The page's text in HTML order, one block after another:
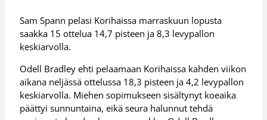
Sam Spann pelasi Korihaissa marraskuun lopusta
saakka 15 ottelua 14,7 pisteen ja 8,3 levypallon
keskiarvolla.
Odell Bradley ehti pelaamaan Korihaissa kahden viikon
aikana neljässä ottelussa 18,3 pisteen ja 4,2 levypallon
keskiarvolla. Miehen sopimukseen sisältynyt koeaika
päättyi sunnuntaina, eikä seura halunnut tehdä